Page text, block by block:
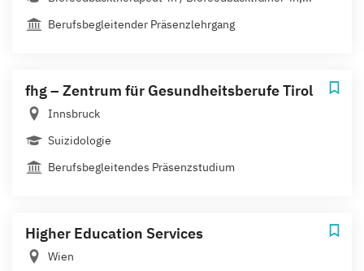
Berufsbegleitender Präsenzlehrgang
fhg – Zentrum für Gesundheitsberufe Tirol
Innsbruck
Suizidologie
Berufsbegleitendes Präsenzstudium
Higher Education Services
Wien